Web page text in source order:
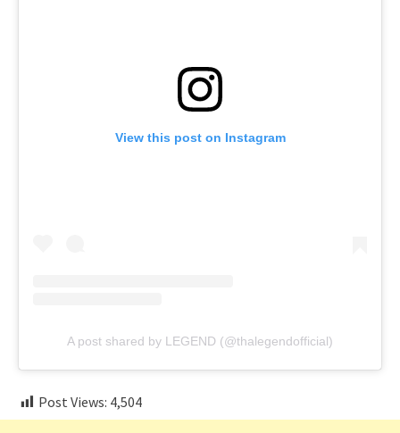
View this post on Instagram
A post shared by LEGEND (@thalegendofficial)
Post Views: 4,504